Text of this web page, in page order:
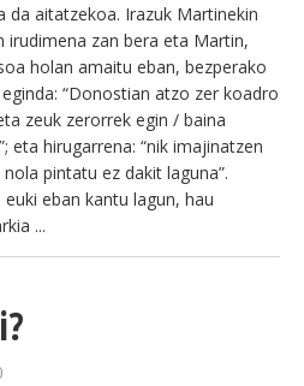
da aitatzekoa. Irazuk Martinekin
irudimena zan bera eta Martin,
holan amaitu eban, bezperako
“Donostian atzo zer koadro
zeuk zerorrek egin / baina
eta hirugarrena: “nik imajinatzen
pintatu ez dakit laguna”.
eban kantu lagun, hau
...